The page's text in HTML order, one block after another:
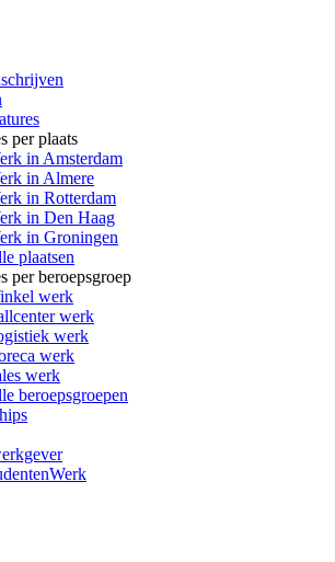
per plaats
in Amsterdam
in Almere
in Rotterdam
in Den Haag
in Groningen
plaatsen
per beroepsgroep
werk
werk
werk
werk
werk
beroepsgroepen